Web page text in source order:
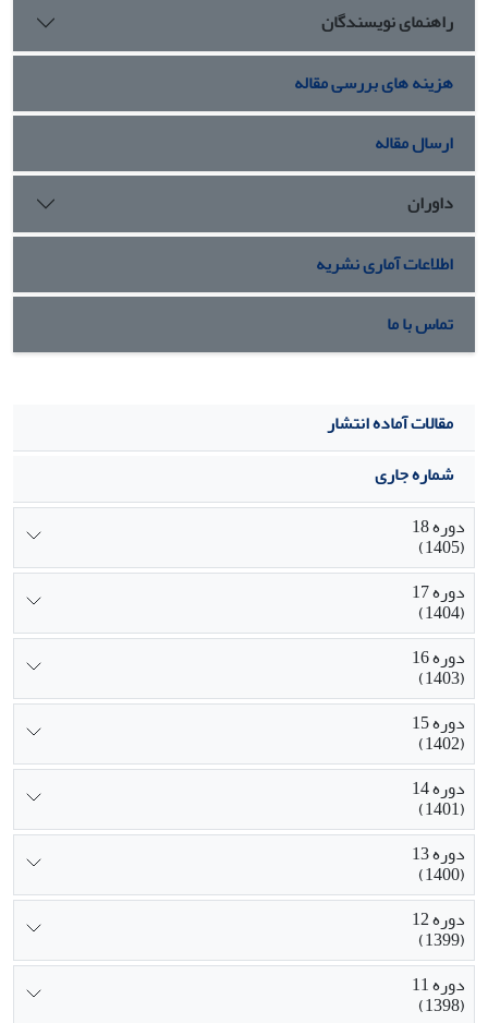
راهنمای نویسندگان
هزینه های بررسی مقاله
ارسال مقاله
داوران
اطلاعات آماری نشریه
تماس با ما
مقالات آماده انتشار
شماره جاری
دوره 18
(1405)
دوره 17
(1404)
دوره 16
(1403)
دوره 15
(1402)
دوره 14
(1401)
دوره 13
(1400)
دوره 12
(1399)
دوره 11
(1398)